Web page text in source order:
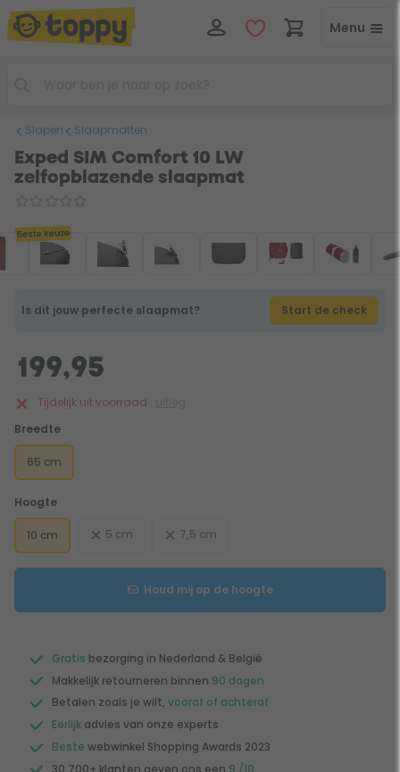
Menu
Slapen Slaapmatten
Exped SIM Comfort 10 LW
zelfopblazende slaapmat
Beste keuze
Is dit jouw perfecte slaapmat? Start de check
199,95
Tijdelijk uit voorraad
Breedte
65 cm
Hoogte
10 cm 5 cm 7,5 cm
Houd mij op de hoogte
Gratis bezorging in Nederland & België
Makkelijk retourneren binnen 90 dagen
Betalen zoals je wilt, vooraf of achteraf
Eerlijk advies van onze experts
Beste webwinkel Shopping Awards 2023
30.700+ klanten geven ons een 9 /10